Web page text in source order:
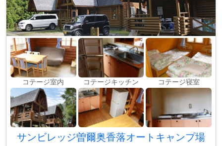
コテージ室内 コテージキッチン コテージ寝室
サンビレッジ曽爾奥香落オートキャンプ場